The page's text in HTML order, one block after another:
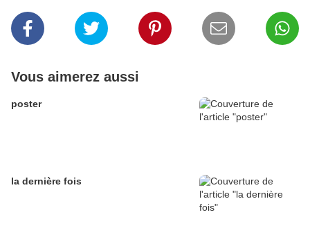
Vous aimerez aussi
poster
la dernière fois